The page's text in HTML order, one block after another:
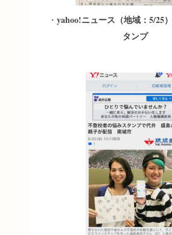
・ yahoo!ニュース（地域：5/25
タンプ